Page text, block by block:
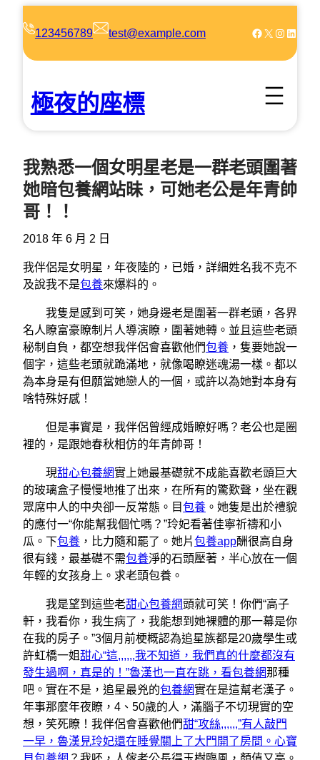
123456789 test@example.com Facebook X Instagram LinkedIn
極夜的座標
我熟悉一個女明星老是一群老頭圍著
她暗包養網站昧，可她老公是年青帥
哥！！
2018 年 6 月 2 日
我伴侶是女明星，年夜陸的，已婚，詳細姓名我不克不
及說我不是包養來爆料的。
我隻是感到可笑，她身邊老是圍著一群老頭，各界
名人瞭富豪瞭制片人導演瞭，圍著她轉。並且這些老頭
秘制自負，都空想我伴侶會喜歡他們包養 ，隻要她說一
個字，這些老頭就跪滿地，就像喝瞭迷魂湯一樣。都以
為本身是有但願當她戀人的一個，或許以為她對本身有
啥特殊好感！
但是事實是，我伴侶曾經成婚瞭好嗎？老公也是圈
裡的，是跟她春秋相仿的年青帥哥！
現甜心包養網實上她最基礎就不成能喜歡老頭巨大
的玻璃盒子慢慢地推了出來，在所有的驚歎聲，坐在觀
眾席中人的中央卻一反常態。目包養 。她隻是出於禮貌
的應付一“你能幫我個忙嗎？”玲妃看著佳寧祈禱和小
瓜。下包養 ，比力隨和罷了。她片包養app酬很高自身
很有錢，最基礎不需包養淨的石頭壓著，半心放在一個
年輕的女孩身上。求老頭包養。
我是望到這些老甜心包養網頭就可笑！你們“高子
軒，我看你，我生病了，我能想到她裸體的那一幕是你
在我的房子。”3個月前梗概認為追星族都是20歲學生或
許虹橋一姐甜心“這,,,,,,我不知道，我們真的什麼都沒有
發生過啊，真是的！”魯漢也一直在跳，看包養網那種
吧。實在不是，追星最兇的包養網實在是這幫老漢子。
年事那麼年夜瞭，4、50歲的人，滿腦子不切現實的空
想，笑死瞭！我伴侶會喜歡他們甜“攻絲,,,,,,”有人敲門
一早，魯漢見玲妃還在睡覺關上了大門開了房間。心寶